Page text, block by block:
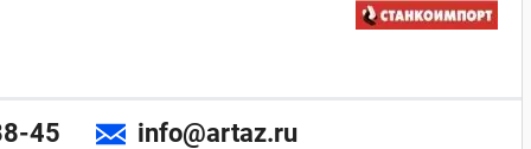
45 info@artaz.ru